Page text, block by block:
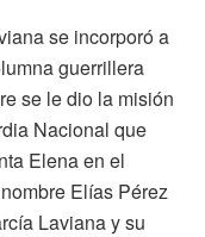
se incorporó a
guerrillera
se le dio la misión
Nacional que
Elena en el
Elías Pérez
Laviana y su